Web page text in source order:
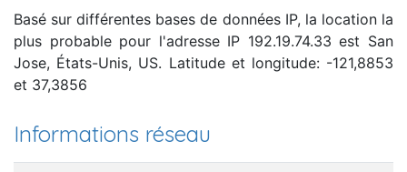
Basé sur différentes bases de données IP, la location la
plus probable pour l'adresse IP 192.19.74.33 est San
Jose, États-Unis, US. Latitude et longitude: -121,8853
et 37,3856
Informations réseau